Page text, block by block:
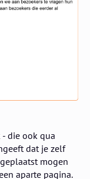
die ook qua
dat je zelf
mogen
aparte pagina.